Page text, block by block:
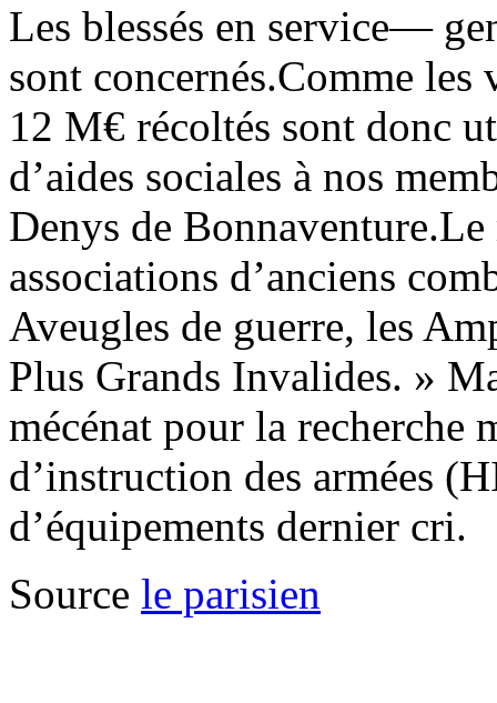
Les blessés en service—
sont concernés.Comme
12 M€ récoltés sont donc
d’aides sociales à nos
Denys de Bonnaventure.Le
associations d’anciens
Aveugles de guerre, les
Plus Grands Invalides. »
mécénat pour la recherche
d’instruction des armées
d’équipements dernier
Source le parisien